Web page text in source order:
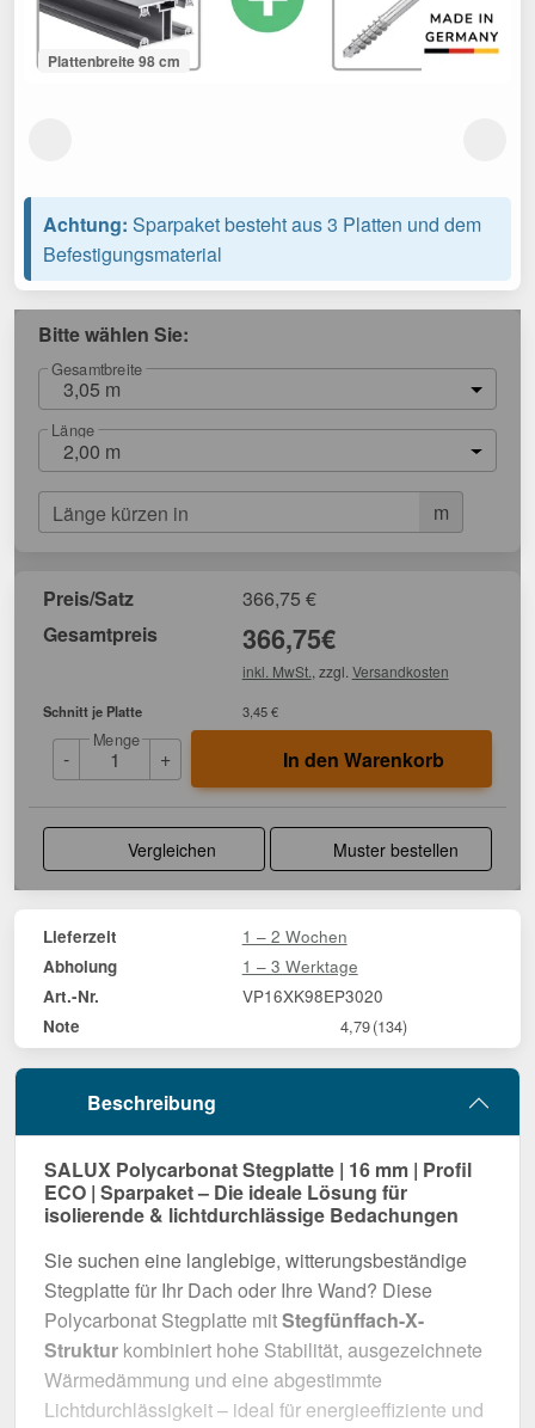
Plattenbreite 98 cm
Achtung: Sparpaket besteht aus 3 Platten und dem
Befestigungsmaterial
Bitte wählen Sie:
Gesamtbreite
3,05 m
Länge
2,00 m
m
Länge kürzen in
Preis/Satz 366,75 €
Gesamtpreis
366,75€
inkl. MwSt. , zzgl. Versandkosten
Schnitt je Platte 3,45 €
-
Menge
+ In den Warenkorb
Vergleichen Muster bestellen
Lieferzeit 1 – 2 Wochen
Abholung 1 – 3 Werktage
Art.-Nr. VP16XK98EP3020
Note 4,79(134)
Beschreibung
SALUX Polycarbonat Stegplatte | 16 mm | Profil
ECO | Sparpaket – Die ideale Lösung für
isolierende & lichtdurchlässige Bedachungen
Sie suchen eine langlebige, witterungsbeständige
Stegplatte für Ihr Dach oder Ihre Wand? Diese
Polycarbonat Stegplatte mitStegfünffach-X-
Struktur kombiniert hohe Stabilität, ausgezeichnete
Wärmedämmung und eine abgestimmte
Lichtdurchlässigkeit – ideal für energieeffiziente und